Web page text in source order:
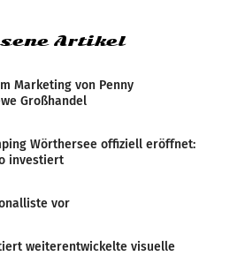
Artikel
Marketing von Penny
Großhandel
Wörthersee offiziell eröffnet:
investiert
vor
weiterentwickelte visuelle